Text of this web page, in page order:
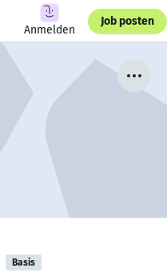
Anmelden
Job posten
Basis